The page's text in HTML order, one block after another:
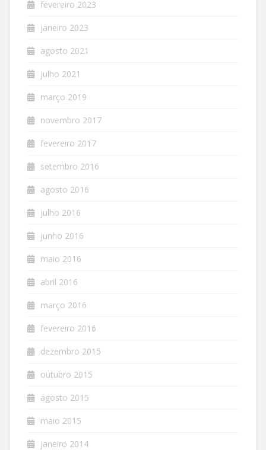
fevereiro 2023
janeiro 2023
agosto 2021
julho 2021
março 2019
novembro 2017
fevereiro 2017
setembro 2016
agosto 2016
julho 2016
junho 2016
maio 2016
abril 2016
março 2016
fevereiro 2016
dezembro 2015
outubro 2015
agosto 2015
maio 2015
janeiro 2014